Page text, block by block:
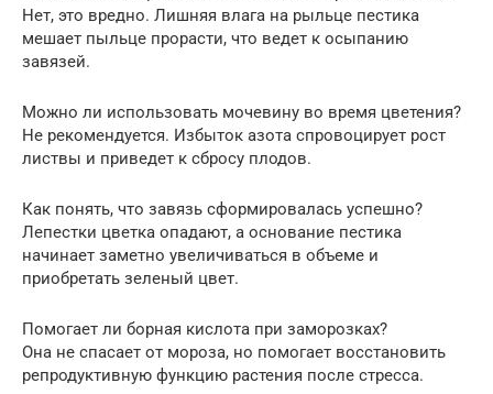
Нет, это вредно. Лишняя влага на рыльце пестика
мешает пыльце прорасти, что ведет к осыпанию
завязей.
Можно ли использовать мочевину во время цветения?
Не рекомендуется. Избыток азота спровоцирует рост
листвы и приведет к сбросу плодов.
Как понять, что завязь сформировалась успешно?
Лепестки цветка опадают, а основание пестика
начинает заметно увеличиваться в объеме и
приобретать зеленый цвет.
Помогает ли борная кислота при заморозках?
Она не спасает от мороза, но помогает восстановить
репродуктивную функцию растения после стресса.